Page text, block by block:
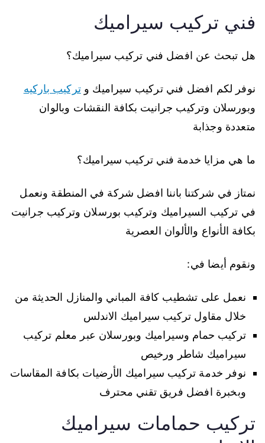
فني تركيب سيراميك
هل تبحث عن افضل فني تركيب سيراميك؟
نوفر لكم افضل فني تركيب سيراميك وتركيب باركيه
وبورسلان وتركيب جرانيت بكافة النقشات وبالوان
متعددة وجذابة
ما هي مزايا خدمة فني تركيب سيراميك؟
نمتاز في شركتنا باننا افضل شركة في المنطقة ونعمل
في تركيب السيراميك وتركيب بورسلان وتركيب جرانيت
بكافة الأنواع والألوان العصرية
ونقوم أيضا في:
نعمل على تشطيب كافة المباني والمنازل الحديثة من
خلال مقاول تركيب سيراميك الاندلس
تركيب حمام وسيراميك وبورسلان عبر معلم تركيب
سيراميك شاطر ورخيص
نوفر خدمة تركيب سيراميك الأرضيات بكافة المقاسات
وبخبرة افضل فريق تقني محترف
تركيب حمامات سيراميك